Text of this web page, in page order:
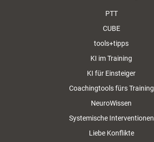
PTT
CUBE
tools+tipps
KI im Training
KI für Einsteiger
Coachingtools fürs Training
NeuroWissen
Systemische Interventionen
Liebe Konflikte